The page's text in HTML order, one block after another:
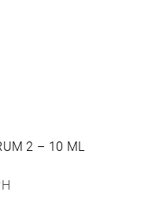
2 – 10 ML